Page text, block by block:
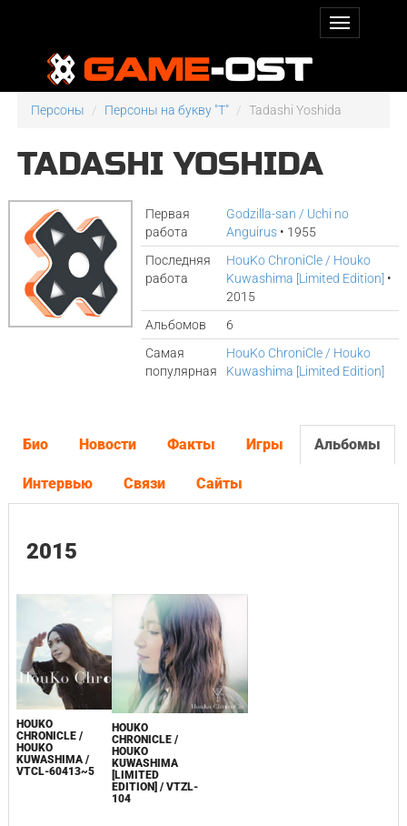
Персоны Персоны на букву "T" Tadashi Yoshida
TADASHI YOSHIDA
Первая
работа
Godzilla-san / Uchi no
Anguirus • 1955
Последняя
работа
HouKo ChroniCle / Houko
Kuwashima [Limited Edition] •
2015
Альбомов
6
Самая
популярная
HouKo ChroniCle / Houko
Kuwashima [Limited Edition]
Био Новости Факты Игры Альбомы
Интервью Связи Сайты
2015
HOUKO
CHRONICLE /
HOUKO
KUWASHIMA /
VTCL-60413~5
HOUKO
CHRONICLE /
HOUKO
KUWASHIMA
[LIMITED
EDITION] / VTZL-
104